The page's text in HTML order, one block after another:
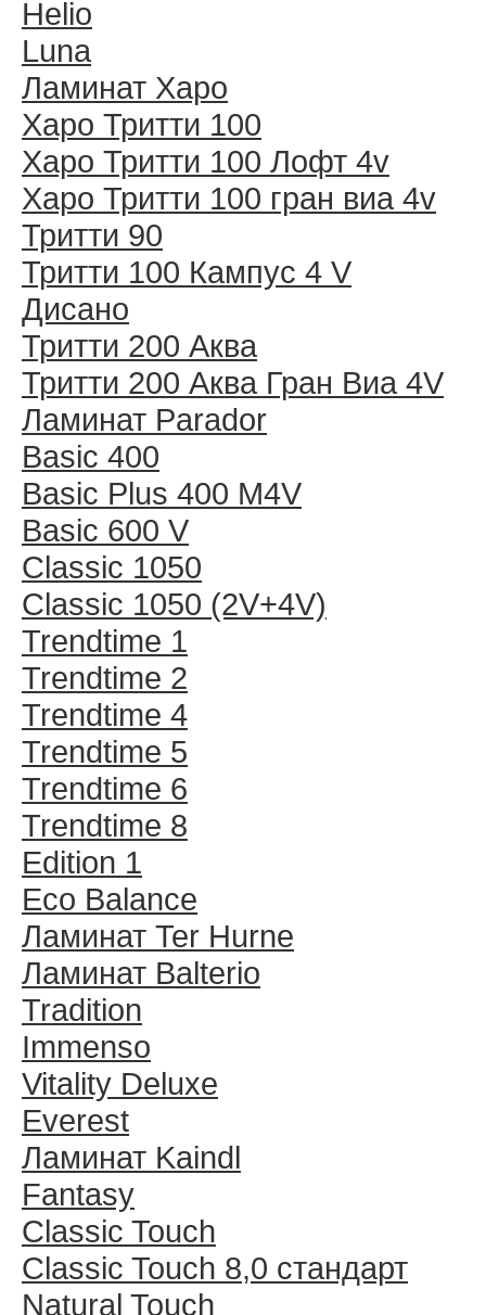
Helio
Luna
Ламинат Харо
Харо Тритти 100
Харо Тритти 100 Лофт 4v
Харо Тритти 100 гран виа 4v
Тритти 90
Тритти 100 Кампус 4 V
Дисано
Тритти 200 Аква
Тритти 200 Аква Гран Виа 4V
Ламинат Parador
Basic 400
Basic Plus 400 M4V
Basic 600 V
Classic 1050
Classic 1050 (2V+4V)
Trendtime 1
Trendtime 2
Trendtime 4
Trendtime 5
Trendtime 6
Trendtime 8
Edition 1
Eco Balance
Ламинат Ter Hurne
Ламинат Balterio
Tradition
Immenso
Vitality Deluxe
Everest
Ламинат Kaindl
Fantasy
Classic Touch
Classic Touch 8,0 стандарт
Natural Touch